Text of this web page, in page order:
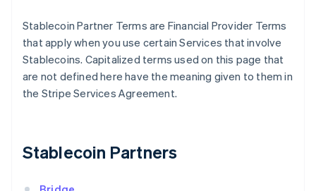
Stablecoin Partner Terms are Financial Provider Terms
that apply when you use certain Services that involve
Stablecoins. Capitalized terms used on this page that
are not defined here have the meaning given to them in
the Stripe Services Agreement.
Stablecoin Partners
PortuguêsEnglish
Bulgarie
Canada
EnglishFrançais
Chine continentale
Croatie